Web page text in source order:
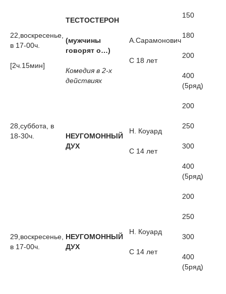
22,воскресенье,
в 17-00ч.
[2ч.15мин]
ТЕСТОСТЕРОН
(мужчины
говорят о…)
Комедия в 2-х
действиях
А.Сарамонович
С 18 лет
150
180
200
400
(5ряд)
28,суббота, в
18-30ч.
НЕУГОМОННЫЙ
ДУХ
Н. Коуард
С 14 лет
200
250
300
400
(5ряд)
29,воскресенье,
в 17-00ч.
НЕУГОМОННЫЙ
ДУХ
Н. Коуард
С 14 лет
200
250
300
400
(5ряд)